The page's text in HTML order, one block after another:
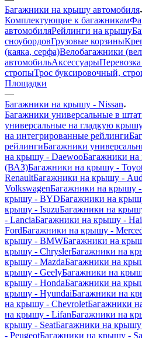
Багажники на крышу автомобиля
Комплектующие к багажникам
автомобиляРейлинги на крышу
сноубордовГрузовые корзины
(каяка, серфа)Велобагажники
автомобильАксессуары
стропыТрос буксировочный,
Площадки
—
Багажники на крышу - Nissan
Багажники универсальные в
универсальные на гладкую
на интегрированные рейлинги
рейлингиБагажники
на крышу - DaewooБагажники
(ВАЗ)Багажники на крышу -
RenaultБагажники на крышу -
VolkswagenБагажники на крышу
крышу - BYDБагажники на
крышу - IsuzuБагажники на
- LanciaБагажники на крышу -
FordБагажники на крышу -
крышу - BMWБагажники на
крышу - ChryslerБагажники на
крышу - MazdaБагажники на
крышу - GeelyБагажники на
крышу - HondaБагажники на
крышу - HyundaiБагажники на
на крышу - ChevroletБагажники
на крышу - LifanБагажники на
крышу - SeatБагажники на крышу
- PeugeotБагажники на крышу -